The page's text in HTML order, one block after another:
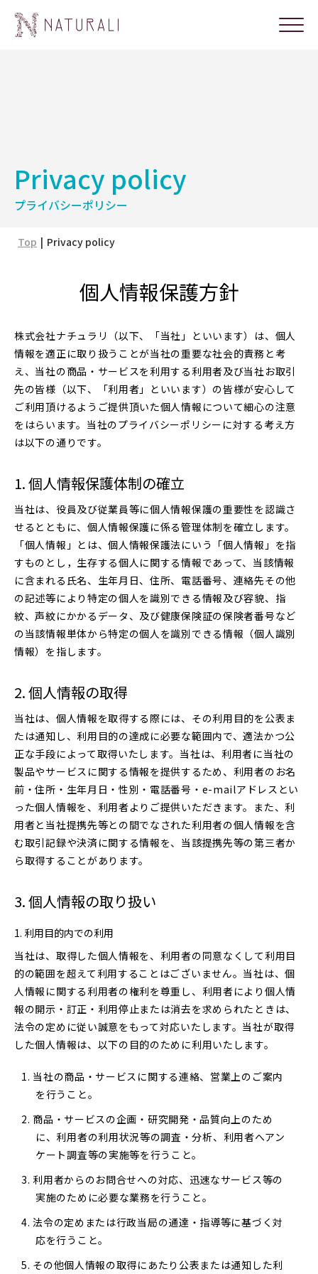
Privacy policy
プライバシーポリシー
Top Privacy policy
個人情報保護方針
株式会社ナチュラリ（以下、「当社」といいます）は、個人
情報を適正に取り扱うことが当社の重要な社会的責務と考
え、当社の商品・サービスを利用する利用者及び当社お取引
先の皆様（以下、「利用者」といいます）の皆様が安心して
ご利用頂けるようご提供頂いた個人情報について細心の注意
をはらいます。当社のプライバシーポリシーに対する考え方
は以下の通りです。
個人情報保護体制の確立
当社は、役員及び従業員等に個人情報保護の重要性を認識さ
せるとともに、個人情報保護に係る管理体制を確立します。
「個人情報」とは、個人情報保護法にいう「個人情報」を指
すものとし，生存する個人に関する情報であって、当該情報
に含まれる氏名、生年月日、住所、電話番号、連絡先その他
の記述等により特定の個人を識別できる情報及び容貌、指
紋、声紋にかかるデータ、及び健康保険証の保険者番号など
の当該情報単体から特定の個人を識別できる情報（個人識別
情報）を指します。
個人情報の取得
当社は、個人情報を取得する際には、その利用目的を公表ま
たは通知し、利用目的の達成に必要な範囲内で、適法かつ公
正な手段によって取得いたします。当社は、利用者に当社の
製品やサービスに関する情報を提供するため、利用者のお名
前・住所・生年月日・性別・電話番号・e-mailアドレスとい
った個人情報を、利用者よりご提供いただきます。また、利
用者と当社提携先等との間でなされた利用者の個人情報を含
む取引記録や決済に関する情報を、当該提携先等の第三者か
ら取得することがあります。
個人情報の取り扱い
利用目的内での利用
当社は、取得した個人情報を、利用者の同意なくして利用目
的の範囲を超えて利用することはございません。当社は、個
人情報に関する利用者の権利を尊重し、利用者により個人情
報の開示・訂正・利用停止または消去を求められたときは、
法令の定めに従い誠意をもって対応いたします。当社が取得
した個人情報は、以下の目的のために利用いたします。
当社の商品・サービスに関する連絡、営業上のご案内
を行うこと。
商品・サービスの企画・研究開発・品質向上のため
に、利用者の利用状況等の調査・分析、利用者へアン
ケート調査等の実施等を行うこと。
利用者からのお問合せへの対応、迅速なサービス等の
実施のために必要な業務を行うこと。
法令の定めまたは行政当局の通達・指導等に基づく対
応を行うこと。
その他個人情報の取得にあたり公表または通知した利